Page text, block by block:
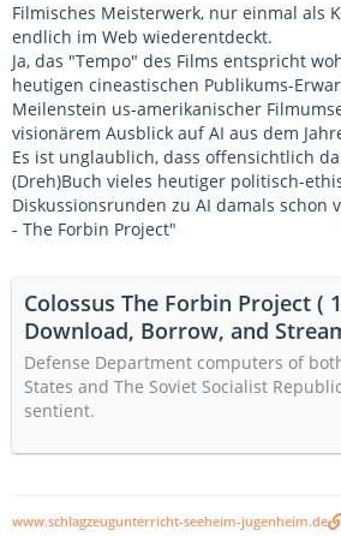
Filmisches Meisterwerk, nur einmal als
endlich im Web wiederentdeckt.
Ja, das "Tempo" des Films entspricht
heutigen cineastischen Publikums-
Meilenstein us-amerikanischer
visionärem Ausblick auf AI aus dem
Es ist unglaublich, dass offensichtlich
(Dreh)Buch vieles heutiger politisch-
Diskussionsrunden zu AI damals schon
- The Forbin Project"
Colossus The Forbin Project (
Download, Borrow, and
Internet Archive
Defense Department computers of
States and The Soviet Socialist
sentient.
www.schlagzeugunterricht-seeheim-jugenheim.de